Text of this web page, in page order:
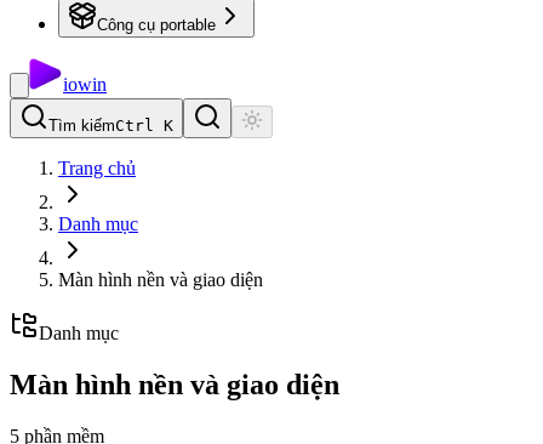
Công cụ portable
iowin
Tìm kiếmCtrl K
Trang chủ
Danh mục
Màn hình nền và giao diện
Danh mục
Màn hình nền và giao diện
5 phần mềm